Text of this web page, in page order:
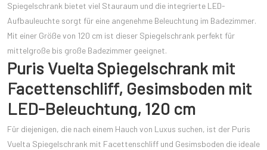
Spiegelschrank bietet viel Stauraum und die integrierte LED-
Aufbauleuchte sorgt für eine angenehme Beleuchtung im Badezimmer.
Mit einer Größe von 120 cm ist dieser Spiegelschrank perfekt für
mittelgroße bis große Badezimmer geeignet.
Puris Vuelta Spiegelschrank mit
Facettenschliff, Gesimsboden mit
LED-Beleuchtung, 120 cm
Für diejenigen, die nach einem Hauch von Luxus suchen, ist der Puris
Vuelta Spiegelschrank mit Facettenschliff und Gesimsboden die ideale